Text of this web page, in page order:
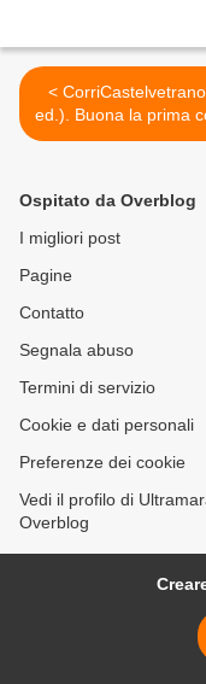
< CorriCastelvetrano (1^
ed.). Buona la prima
inaspettato
Ospitato da Overblog
I migliori post
Pagine
Contatto
Segnala abuso
Termini di servizio
Cookie e dati personali
Preferenze dei cookie
Vedi il profilo di
Overblog